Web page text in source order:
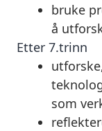
bruke
å
Etter 7.trinn
utforske
som